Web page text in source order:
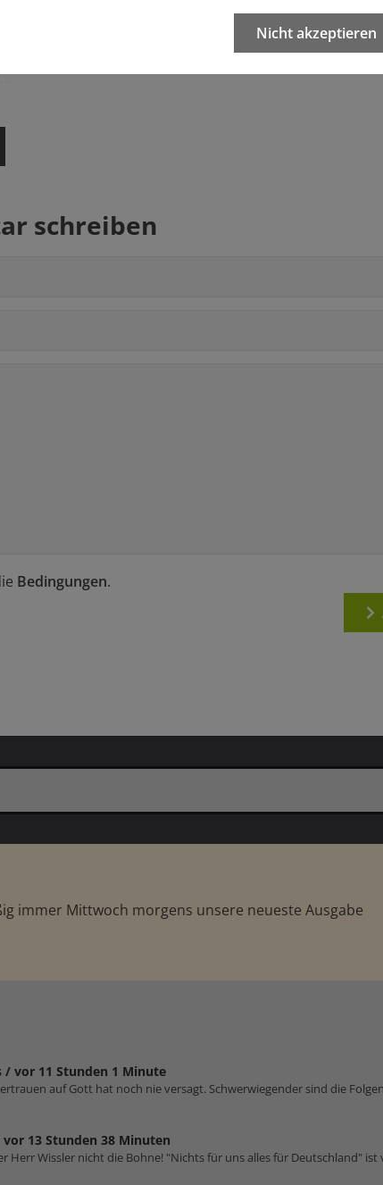
"völlig gaga" sein? Die NATO, der Deutschland in den
Nach der Auflösung des Warschauer
schreiben
Bedingungen.
immer Mittwoch morgens unsere neueste Ausgabe
/ vor 11 Stunden 1 Minute
auf Gott hat noch nie versagt. Schwerwiegender sind die
vor 13 Stunden 38 Minuten
Wissler nicht die Bohne! "Nichts für uns alles für Deutschland"
Nicht akzeptieren